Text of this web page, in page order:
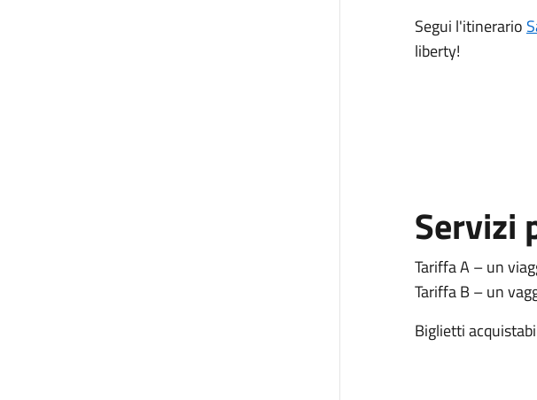
Segui l'itinerario
liberty!
Servizi
Tariffa A – un
Tariffa B – un
Biglietti